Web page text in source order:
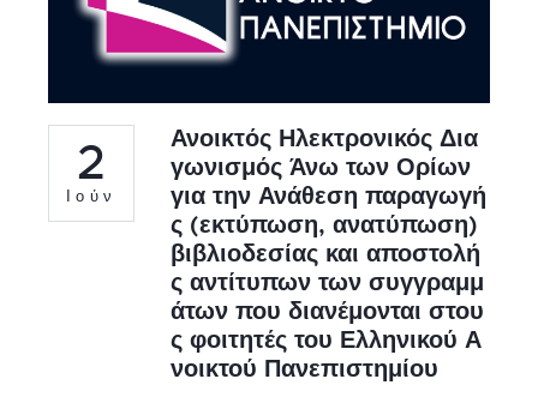
2
Ιούν
Ανοικτός Ηλεκτρονικός Δια
γωνισμός Άνω των Ορίων
για την Ανάθεση παραγωγή
ς (εκτύπωση, ανατύπωση)
βιβλιοδεσίας και αποστολή
ς αντίτυπων των συγγραμμ
άτων που διανέμονται στου
ς φοιτητές του Ελληνικού Α
νοικτού Πανεπιστημίου